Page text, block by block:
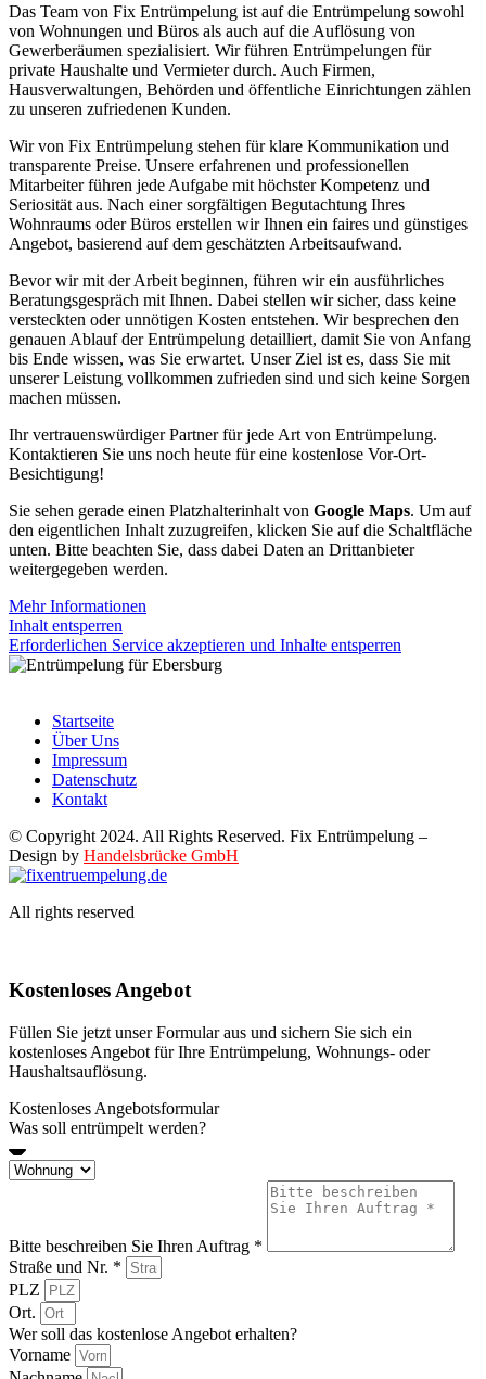
Das Team von Fix Entrümpelung ist auf die Entrümpelung sowohl
von Wohnungen und Büros als auch auf die Auflösung von
Gewerberäumen spezialisiert. Wir führen Entrümpelungen für
private Haushalte und Vermieter durch. Auch Firmen,
Hausverwaltungen, Behörden und öffentliche Einrichtungen zählen
zu unseren zufriedenen Kunden.
Wir von Fix Entrümpelung stehen für klare Kommunikation und
transparente Preise. Unsere erfahrenen und professionellen
Mitarbeiter führen jede Aufgabe mit höchster Kompetenz und
Seriosität aus. Nach einer sorgfältigen Begutachtung Ihres
Wohnraums oder Büros erstellen wir Ihnen ein faires und günstiges
Angebot, basierend auf dem geschätzten Arbeitsaufwand.
Bevor wir mit der Arbeit beginnen, führen wir ein ausführliches
Beratungsgespräch mit Ihnen. Dabei stellen wir sicher, dass keine
versteckten oder unnötigen Kosten entstehen. Wir besprechen den
genauen Ablauf der Entrümpelung detailliert, damit Sie von Anfang
bis Ende wissen, was Sie erwartet. Unser Ziel ist es, dass Sie mit
unserer Leistung vollkommen zufrieden sind und sich keine Sorgen
machen müssen.
Ihr vertrauenswürdiger Partner für jede Art von Entrümpelung.
Kontaktieren Sie uns noch heute für eine kostenlose Vor-Ort-
Besichtigung!
Sie sehen gerade einen Platzhalterinhalt von Google Maps. Um auf
den eigentlichen Inhalt zuzugreifen, klicken Sie auf die Schaltfläche
unten. Bitte beachten Sie, dass dabei Daten an Drittanbieter
weitergegeben werden.
Mehr Informationen
Inhalt entsperren
Erforderlichen Service akzeptieren und Inhalte entsperren
Startseite
Über Uns
Impressum
Datenschutz
Kontakt
© Copyright 2024. All Rights Reserved. Fix Entrümpelung –
Design by Handelsbrücke GmbH
All rights reserved
Kostenloses Angebot
Füllen Sie jetzt unser Formular aus und sichern Sie sich ein
kostenloses Angebot für Ihre Entrümpelung, Wohnungs- oder
Haushaltsauflösung.
Kostenloses Angebotsformular
Was soll entrümpelt werden?
Bitte beschreiben Sie Ihren Auftrag *
Straße und Nr. *
PLZ
Ort.
Wer soll das kostenlose Angebot erhalten?
Vorname